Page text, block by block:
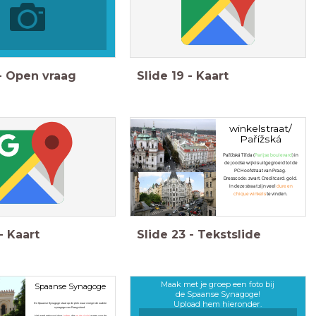
Open vraag Slide 19 - Kaart
- Kaart
winkelstraat/
Pařížská
Pařížská Třída (Parijse boulevard) in
de joodse wijk is uitgegroeid tot de
PC Hoofstraat van Praag.
Dresscode: zwart. Creditcard: gold.
In deze straat zijn veel dure en
chique winkelste vinden.
Slide 23 - Tekstslide
Spaanse Synagoge
De Spaanse Synagoge staat op de plek waar vroeger de oudste
synagoge van Praag stond.
Maak met je groep een foto bij
de Spaanse Synagoge!
Upload hem hieronder.